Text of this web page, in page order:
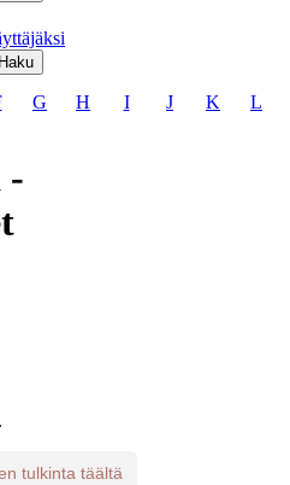
Haku
G H I J K L
-
tulkinta täältä